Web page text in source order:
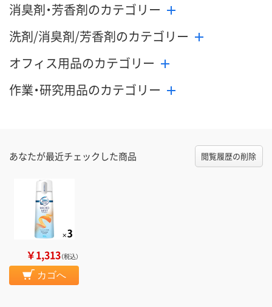
消臭剤・芳香剤のカテゴリー
洗剤/消臭剤/芳香剤のカテゴリー
オフィス用品のカテゴリー
作業・研究用品のカテゴリー
あなたが最近チェックした商品 閲覧履歴の削除
￥1,313（税込）
カゴへ